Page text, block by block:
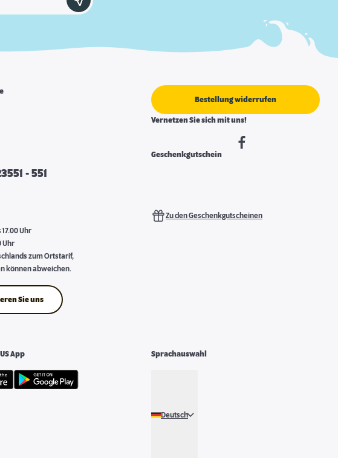
- 551
17.00 Uhr
Uhr
zum Ortstarif,
können abweichen.
Sie uns
Bestellung widerrufen
Vernetzen Sie sich mit uns!
Geschenkgutschein
Zu den Geschenkgutscheinen
App Sprachauswahl
Deutsch